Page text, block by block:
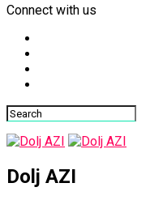
Connect with us
Dolj AZI